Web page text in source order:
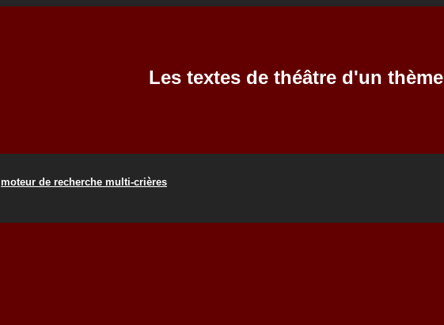
Les textes de théâtre d'un thème
moteur de recherche multi-crières